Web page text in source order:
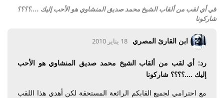
فيأي لقب من ألقاب الشيخ محمد صديق المنشاوي هو الأحب إليك ....؟؟؟؟
شاركونا
ابن القارئ المصري 18 يناير 2010
رد: أي لقب من ألقاب الشيخ محمد صديق المنشاوي هو الأحب
إليك ....؟؟؟؟ شاركونا
مع احترامي لجميع القابكم الرائعة المستحقة لكن أهدي هذا اللقب